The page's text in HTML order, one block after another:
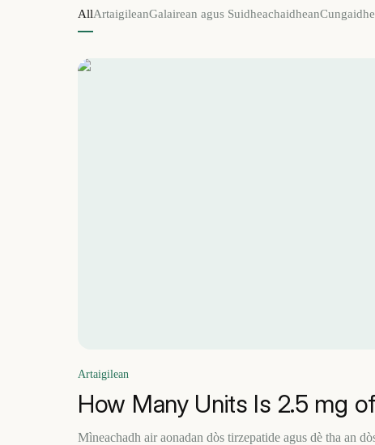
AllArtaigileanGalairean agus Suidheachaidhean
Artaigilean
How Many Units Is 2.5 mg
Mìneachadh air aonadan dòs tirzepatide agus dè tha an